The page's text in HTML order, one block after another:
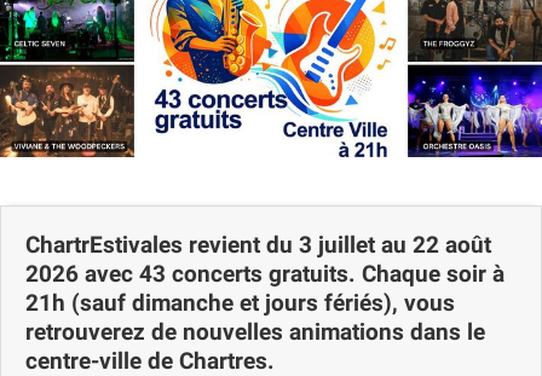
ChartrEstivales revient du 3 juillet au 22 août
2026 avec 43 concerts gratuits. Chaque soir à
21h (sauf dimanche et jours fériés), vous
retrouverez de nouvelles animations dans le
centre-ville de Chartres.